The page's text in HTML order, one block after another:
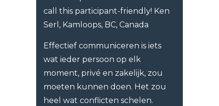
call this participant-friendly! Ken
Serl, Kamloops, BC, Canada
Effectief communiceren is iets
wat ieder persoon op elk
moment, privé en zakelijk, zou
moeten kunnen doen. Het zou
heel wat conflicten schelen.